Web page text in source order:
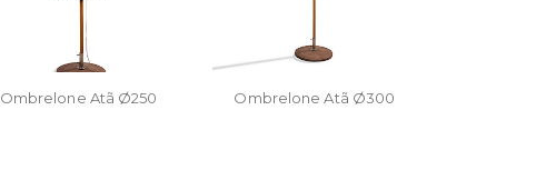
Ombrelone Atã Ø250 Ombrelone Atã Ø300